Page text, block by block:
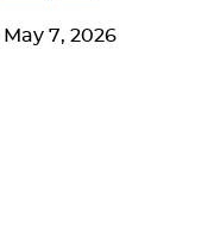
May 7, 2026